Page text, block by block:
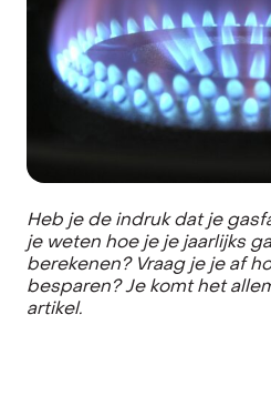
Heb je de indruk dat je
je weten hoe je je jaarlijks
berekenen? Vraag je je af
besparen? Je komt het
artikel.